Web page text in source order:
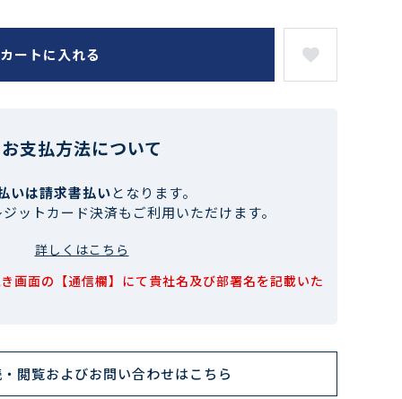
カートに入れる
お支払方法について
いは請求書払いとなります。
ットカード決済もご利用いただけます。
詳しくはこちら
画面の【通信欄】にて貴社名及び部署名を記載いた
閲覧およびお問い合わせはこちら